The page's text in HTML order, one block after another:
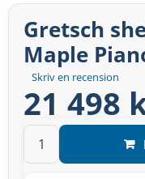
Skriv en recension
Gretsch
Maple
21 498